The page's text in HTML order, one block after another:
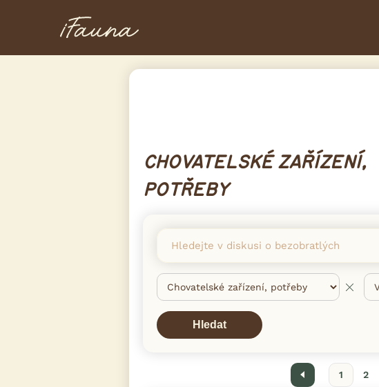
CHOVATELSKÉ ZAŘÍZENÍ,
POTŘEBY
Hledat
Předchozí 1 2